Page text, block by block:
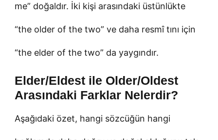
me” doğaldır. İki kişi arasındaki üstünlükte
“the older of the two” ve daha resmî tını için
“the elder of the two” da yaygındır.
Elder/Eldest ile Older/Oldest
Arasındaki Farklar Nelerdir?
Aşağıdaki özet, hangi sözcüğün hangi